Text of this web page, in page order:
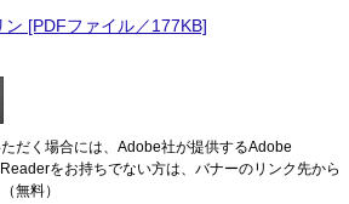
[PDFファイル／177KB]
だく場合には、Adobe社が提供するAdobe
をお持ちでない方は、バナーのリンク先から
無料）